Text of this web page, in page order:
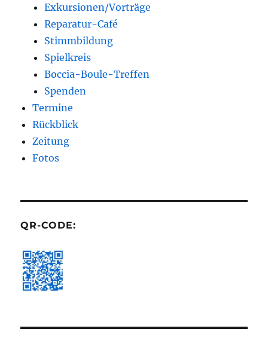
Exkursionen/Vorträge
Reparatur-Café
Stimmbildung
Spielkreis
Boccia-Boule-Treffen
Spenden
Termine
Rückblick
Zeitung
Fotos
QR-CODE: